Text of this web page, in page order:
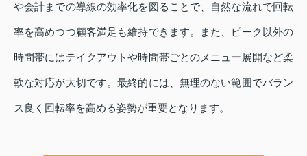
や会計までの導線の効率化を図ることで、自然な流れで回転
率を高めつつ顧客満足も維持できます。また、ピーク以外の
時間帯にはテイクアウトや時間帯ごとのメニュー展開など柔
軟な対応が大切です。最終的には、無理のない範囲でバラン
ス良く回転率を高める姿勢が重要となります。